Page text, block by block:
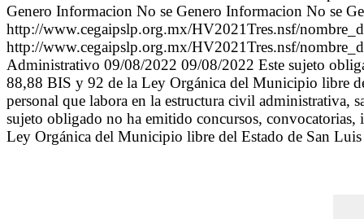
Genero Informacion No se Genero Informacion No se
http://www.cegaipslp.org.mx/HV2021Tres.nsf/
http://www.cegaipslp.org.mx/HV2021Tres.nsf/
Administrativo 09/08/2022 09/08/2022 Este sujeto
88,88 BIS y 92 de la Ley Orgánica del Municipio libre
personal que labora en la estructura civil administrativa,
sujeto obligado no ha emitido concursos,
Ley Orgánica del Municipio libre del Estado de San